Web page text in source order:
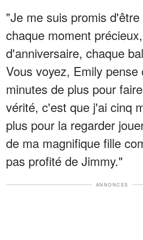
"Je me suis promis
chaque moment
d'anniversaire, chaque
Vous voyez, Emily pense
minutes de plus pour
vérité, c'est que j'ai cinq
plus pour la regarder
de ma magnifique fille
pas profité de Jimmy."
ANNONCES